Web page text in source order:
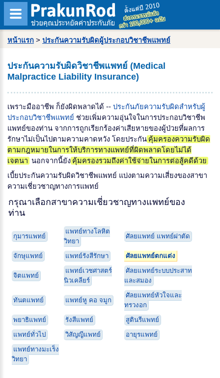
หน้าแรก > ประกันความรับผิดผู้ประกอบวิชาชีพแพทย์
ประกันความรับผิดวิชาชีพแพทย์ (Medical
Malpractice Liability Insurance)
เพราะมืออาชีพ ก็ยังผิดพลาดได้ -- ประกันภัยความรับผิดสำหรับผู้
ประกอบวิชาชีพแพทย์ ช่วยเพิ่มความอุ่นใจในการประกอบวิชาชีพ
แพทย์ของท่าน จากการถูกเรียกร้องค่าเสียหายของผู้ป่วยที่ผลการ
รักษาไม่เป็นไปตามความคาดหวัง โดยประกัน คุ้มครองความรับผิด
ตามกฎหมายในการให้บริการทางแพทย์ที่ผิดพลาดโดยไม่ได้
เจตนา นอกจากนี้ยัง คุ้มครองรวมถึงค่าใช้จ่ายในการต่อสู้คดีด้วย
เบี้ยประกันความรับผิดวิชาชีพแพทย์ แบ่งตามความเสี่ยงของสาขา
ความเชี่ยวชาญทางการแพทย์
กรุณาเลือกสาขาความเชี่ยวชาญทางแพทย์ของ
ท่าน
กุมารแพทย์
แพทย์ทางโลหิต
วิทยา
ศัลยแพทย์ แพทย์ผ่าตัด
จักษุแพทย์ แพทย์รังสีรักษา ศัลยแพทย์ตกแต่ง
จิตแพทย์
แพทย์เวชศาสตร์
นิวเคลียร์
ศัลยแพทย์ระบบประสาท
และสมอง
ทันตแพทย์ แพทย์หู คอ จมูก
ศัลยแพทย์หัวใจและ
ทรวงอก
พยาธิแพทย์
รังสีแพทย์
สูตินรีแพทย์
แพทย์ทั่วไป
วิสัญญีแพทย์
อายุรแพทย์
แพทย์ทางมะเร็ง
วิทยา